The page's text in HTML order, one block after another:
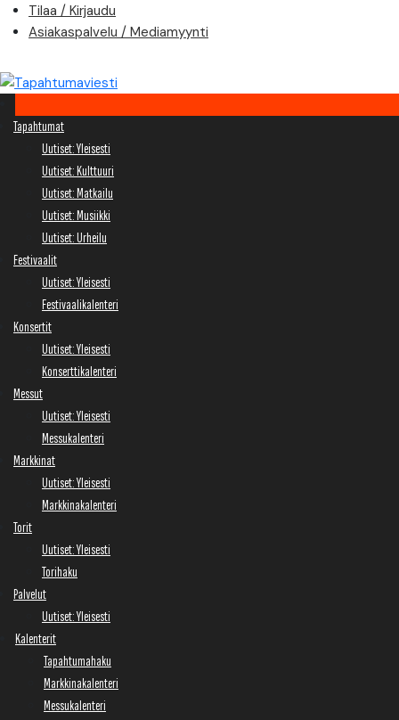
Skip
Tilaa / Kirjaudu
Asiakaspalvelu / Mediamyynti
Tapahtumat
Uutiset: Yleisesti
Uutiset: Kulttuuri
Uutiset: Matkailu
Uutiset: Musiikki
Uutiset: Urheilu
Festivaalit
Uutiset: Yleisesti
Festivaalikalenteri
Konsertit
Uutiset: Yleisesti
Konserttikalenteri
Messut
Uutiset: Yleisesti
Messukalenteri
Markkinat
Uutiset: Yleisesti
Markkinakalenteri
Torit
Uutiset: Yleisesti
Torihaku
Palvelut
Uutiset: Yleisesti
Kalenterit
Tapahtumahaku
Markkinakalenteri
Messukalenteri